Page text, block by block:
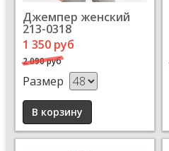
Джемпер женский
213-0318
1 350 руб
2 090 руб
Размер